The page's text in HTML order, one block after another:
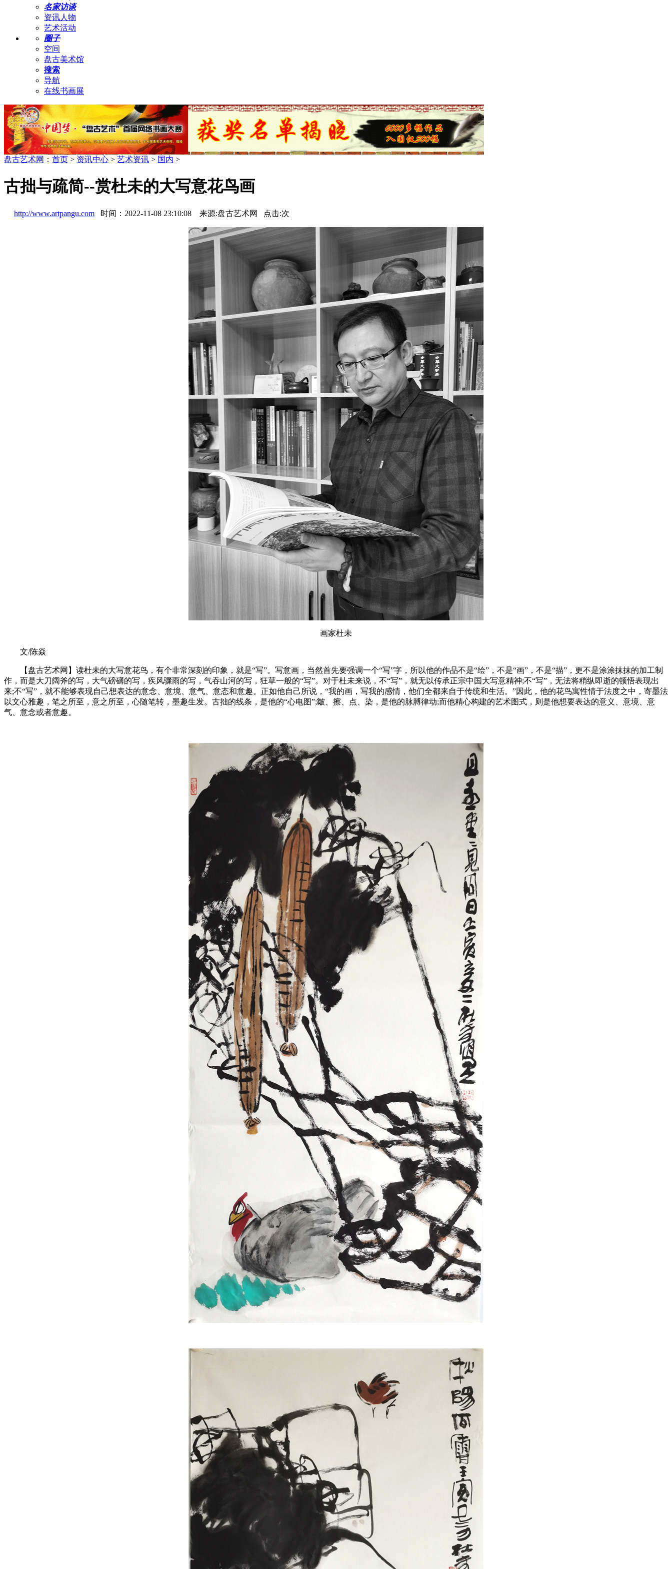
名家访谈
资讯人物
艺术活动
圈子
空间
盘古美术馆
搜索
导航
在线书画展
盘古艺术网 ： 首页 > 资讯中心 > 艺术资讯 > 国内 >
古拙与疏简--赏杜未的大写意花鸟画
http://www.artpangu.com 时间：2022-11-08 23:10:08 来源:盘古艺术网 点击:次
画家杜未
文/陈焱
【盘古艺术网】读杜未的大写意花鸟，有个非常深刻的印象，就是“写”。写意画，当然首先要强调一个“写”字，所以他的作品不是“绘”，不是“画”，不是“描”，更不是涂涂抹抹的加工制
作，而是大刀阔斧的写，大气磅礴的写，疾风骤雨的写，气吞山河的写，狂草一般的“写”。对于杜未来说，不“写”，就无以传承正宗中国大写意精神;不“写”，无法将稍纵即逝的顿悟表现出
来;不“写”，就不能够表现自己想表达的意念、意境、意气、意态和意趣。正如他自己所说，“我的画，写我的感情，他们全都来自于传统和生活。”因此，他的花鸟寓性情于法度之中，寄墨法
以文心雅趣，笔之所至，意之所至，心随笔转，墨趣生发。古拙的线条，是他的“心电图”;皺、擦、点、染，是他的脉膊律动;而他精心构建的艺术图式，则是他想要表达的意义、意境、意
气、意念或者意趣。